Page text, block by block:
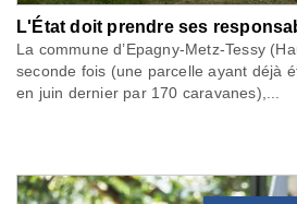
L'État doit prendre ses
La commune d’Epagny-Metz-Tessy
seconde fois (une parcelle ayant déjà
en juin dernier par 170 caravanes),...